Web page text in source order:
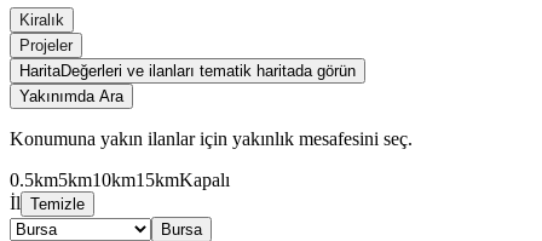
Kiralık
Projeler
HaritaDeğerleri ve ilanları tematik haritada görün
Yakınımda Ara
Konumuna yakın ilanlar için yakınlık mesafesini seç.
0.5km5km10km15kmKapalı
İl Temizle
Bursa